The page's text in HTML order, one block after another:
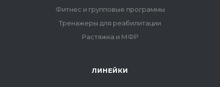
Фитнес и групповые программы
Тренажеры для реабилитации
Растяжка и МФР
ЛИНЕЙКИ